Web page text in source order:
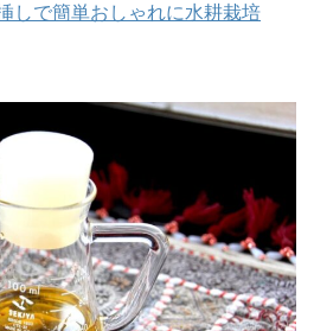
しで簡単おしゃれに水耕栽培